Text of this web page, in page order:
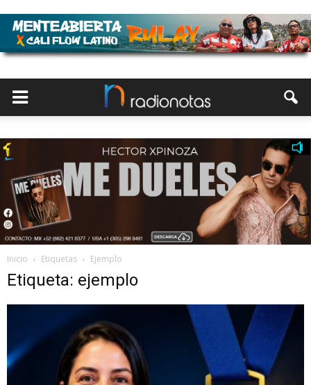
Inicio Etiquetas Ejemplo
Etiqueta: ejemplo